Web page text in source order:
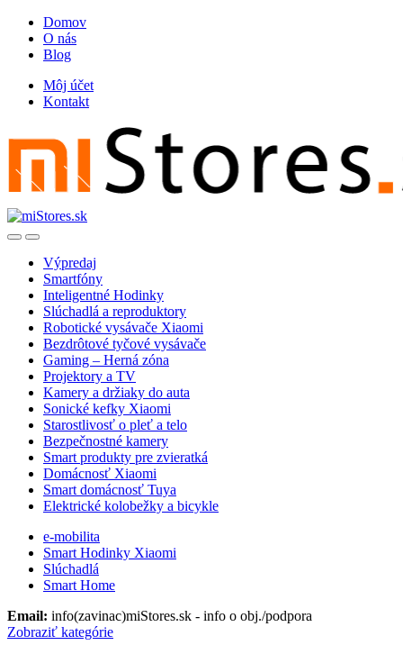
Skip
navigation
Skip
content
Domov
O nás
Blog
Môj účet
Kontakt
OpenClose
Výpredaj
Smartfóny
Inteligentné Hodinky
Slúchadlá a reproduktory
Robotické vysávače Xiaomi
Bezdrôtové tyčové vysávače
Gaming – Herná zóna
Projektory a TV
Kamery a držiaky do auta
Sonické kefky Xiaomi
Starostlivosť o pleť a telo
Bezpečnostné kamery
Smart produkty pre zvieratká
Domácnosť Xiaomi
Smart domácnosť Tuya
Elektrické kolobežky a bicykle
e-mobilita
Smart Hodinky Xiaomi
Slúchadlá
Smart Home
Email: info(zavinac)miStores.sk - info o obj./podpora
Zobraziť kategórie